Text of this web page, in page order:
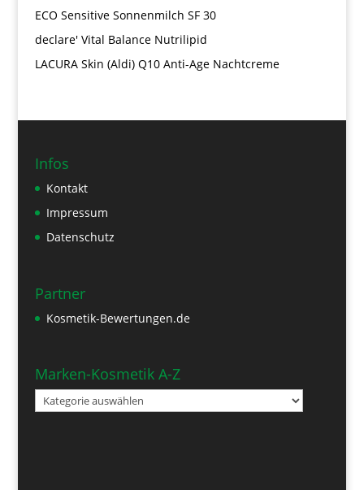
ECO Sensitive Sonnenmilch SF 30
declare' Vital Balance Nutrilipid
LACURA Skin (Aldi) Q10 Anti-Age Nachtcreme
Infos
Kontakt
Impressum
Datenschutz
Partner
Kosmetik-Bewertungen.de
Marken-Kosmetik A-Z